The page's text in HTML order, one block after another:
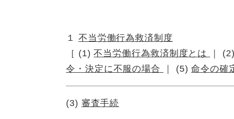
１ 不当労働行為救済制度
［ (1)不当労働行為救済制度とは ｜ (2)
令・決定に不服の場合
｜ (5)命令の確
(3) 審査手続